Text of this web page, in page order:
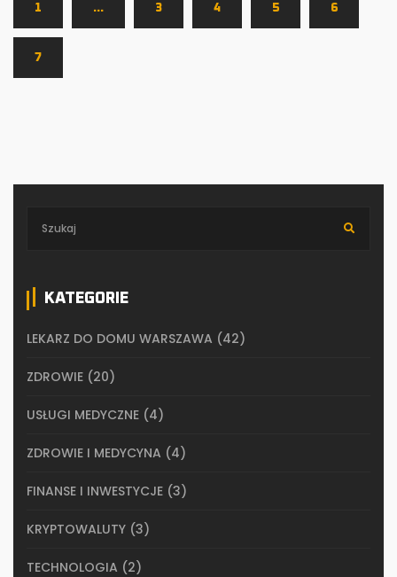
1 … 3 4 5 6
7
KATEGORIE
LEKARZ DO DOMU WARSZAWA (42)
ZDROWIE (20)
USŁUGI MEDYCZNE (4)
ZDROWIE I MEDYCYNA (4)
FINANSE I INWESTYCJE (3)
KRYPTOWALUTY (3)
TECHNOLOGIA (2)